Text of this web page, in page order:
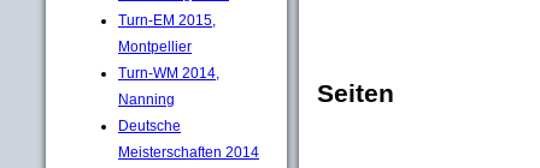
Turn-EM 2015,
Montpellier
Turn-WM 2014,
Nanning
Deutsche
Meisterschaften 2014
Seiten